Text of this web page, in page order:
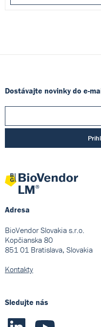
Dostávajte novinky do e-
Adresa
BioVendor Slovakia s.r.o.
Kopčianska 80
851 01 Bratislava, Slovakia
Kontakty
Sledujte nás